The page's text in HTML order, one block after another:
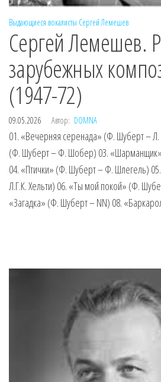
Выдающиеся вокалисты Сергей Лемешев
Сергей Лемешев.
зарубежных
(1947-72)
09.05.2026 Автор: DOMNA
01. «Вечерняя серенада» (Ф. Шуберт –
(Ф. Шуберт – Ф. Шобер) 03.
04. «Птички» (Ф. Шуберт – Ф. Шлегель)
Л.Г.К. Хельти) 06. «Ты мой покой» (Ф.
«Загадка» (Ф. Шуберт – NN) 08.